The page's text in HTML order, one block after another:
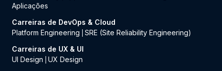
Aplicações
Carreiras de DevOps & Cloud
Platform Engineering
SRE (Site Reliability Engineering)
Carreiras de UX & UI
UI Design
UX Design